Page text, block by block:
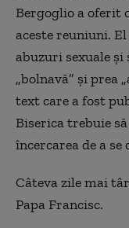
Bergoglio a oferit
aceste reuniuni.
abuzuri sexuale
„bolnavă” şi prea
text care a fost
Biserica trebuie
încercarea de a
Câteva zile mai
Papa Francisc.